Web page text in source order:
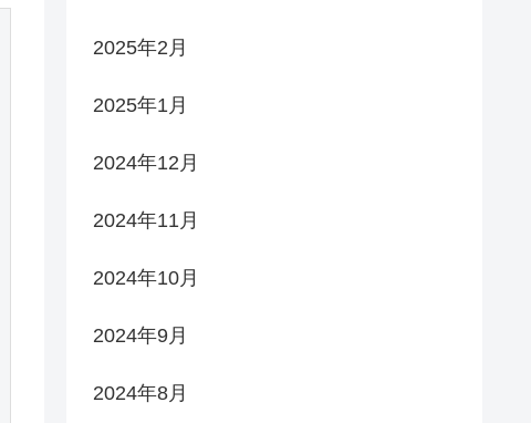
2025年2月
2025年1月
2024年12月
2024年11月
2024年10月
2024年9月
2024年8月